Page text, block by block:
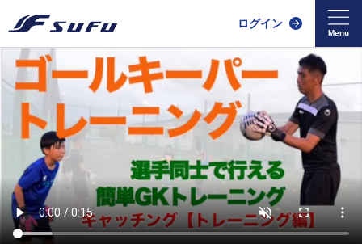
ログイン